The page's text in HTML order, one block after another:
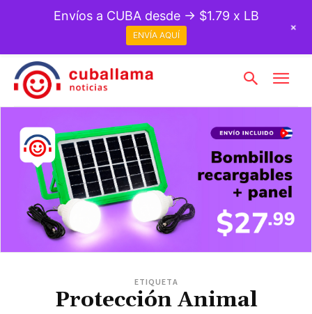
ETIQUETA
Protección Animal
Envíos a CUBA desde → $1.79 x LB
ENVÍA AQUÍ
+